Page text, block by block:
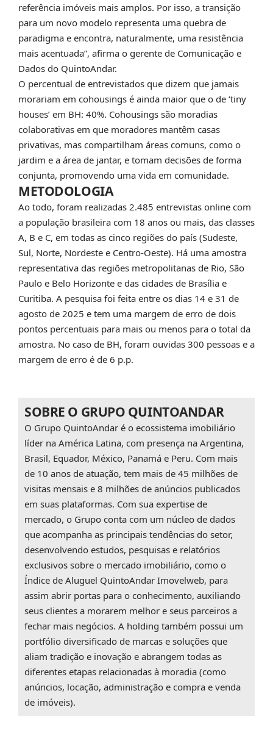
referência imóveis mais amplos. Por isso, a transição
para um novo modelo representa uma quebra de
paradigma e encontra, naturalmente, uma resistência
mais acentuada”, afirma o gerente de Comunicação e
Dados do QuintoAndar.
O percentual de entrevistados que dizem que jamais
morariam em cohousings é ainda maior que o de ‘tiny
houses’ em BH: 40%. Cohousings são moradias
colaborativas em que moradores mantêm casas
privativas, mas compartilham áreas comuns, como o
jardim e a área de jantar, e tomam decisões de forma
conjunta, promovendo uma vida em comunidade.
METODOLOGIA
Ao todo, foram realizadas 2.485 entrevistas online com
a população brasileira com 18 anos ou mais, das classes
A, B e C, em todas as cinco regiões do país (Sudeste,
Sul, Norte, Nordeste e Centro-Oeste). Há uma amostra
representativa das regiões metropolitanas de Rio, São
Paulo e Belo Horizonte e das cidades de Brasília e
Curitiba. A pesquisa foi feita entre os dias 14 e 31 de
agosto de 2025 e tem uma margem de erro de dois
pontos percentuais para mais ou menos para o total da
amostra. No caso de BH, foram ouvidas 300 pessoas e a
margem de erro é de 6 p.p.
SOBRE O GRUPO QUINTOANDAR
O Grupo QuintoAndar é o ecossistema imobiliário
líder na América Latina, com presença na Argentina,
Brasil, Equador, México, Panamá e Peru. Com mais
de 10 anos de atuação, tem mais de 45 milhões de
visitas mensais e 8 milhões de anúncios publicados
em suas plataformas. Com sua expertise de
mercado, o Grupo conta com um núcleo de dados
que acompanha as principais tendências do setor,
desenvolvendo estudos, pesquisas e relatórios
exclusivos sobre o mercado imobiliário, como o
Índice de Aluguel QuintoAndar Imovelweb, para
assim abrir portas para o conhecimento, auxiliando
seus clientes a morarem melhor e seus parceiros a
fechar mais negócios. A holding também possui um
portfólio diversificado de marcas e soluções que
aliam tradição e inovação e abrangem todas as
diferentes etapas relacionadas à moradia (como
anúncios, locação, administração e compra e venda
de imóveis).